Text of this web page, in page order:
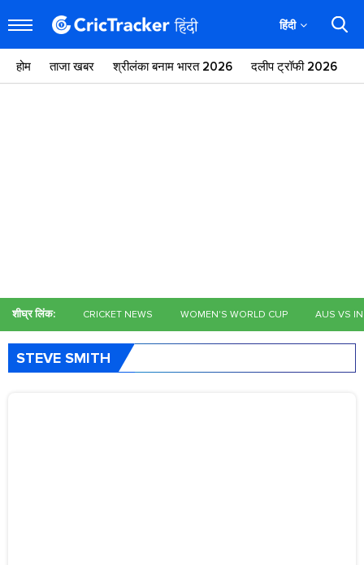
हिंदी
होम ताजा खबर श्रीलंका बनाम भारत 2026 दलीप ट्रॉफी 2026
शीघ्र लिंक: CRICKET NEWS WOMEN'S WORLD CUP AUS VS
STEVE SMITH